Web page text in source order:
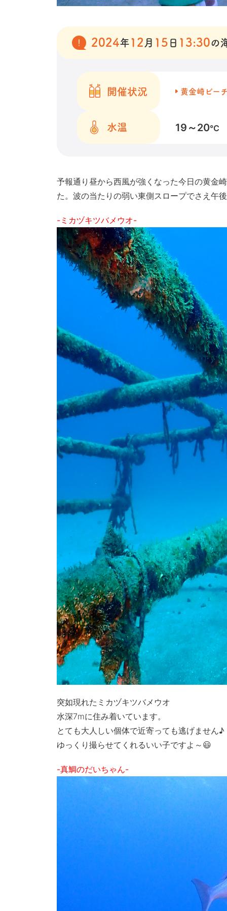
2024年 12 月 15 日 13:30の
開催状況 黄金崎ビー
水温 19～20℃
予報通り昼から西風が強くなった今日の黄金
た。波の当たりの弱い東側スロープでさえ午
-ミカヅキツバメウオ-
突如現れたミカヅキツバメウオ
水深7mに住み着いています。
とても大人しい個体で近寄っても逃げません♪
ゆっくり撮らせてくれるいい子ですよ～😃
-真鯛のだいちゃん-